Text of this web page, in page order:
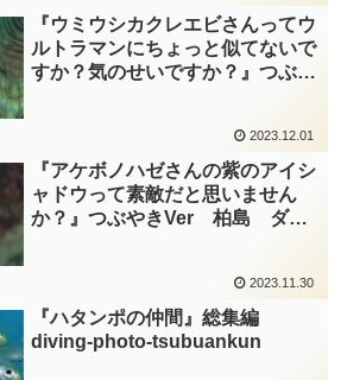
『ウミウシカクレエビさんってウ
ルトラマンにちょっと似てないで
すか？気のせいですか？』つぶや
2023.12.01
『アケボノハゼさんの紫のアイシ
ャドウって素敵だと思いません
か？』つぶやきVer 柏島 ダイ
2023.11.30
『ハタンポの仲間』総集編
diving-photo‐tsubuankun